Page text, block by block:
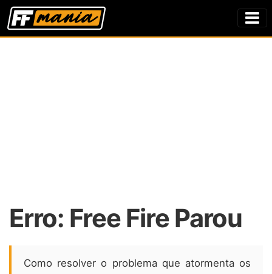
Erro: Free Fire Parou
Como resolver o problema que atormenta os